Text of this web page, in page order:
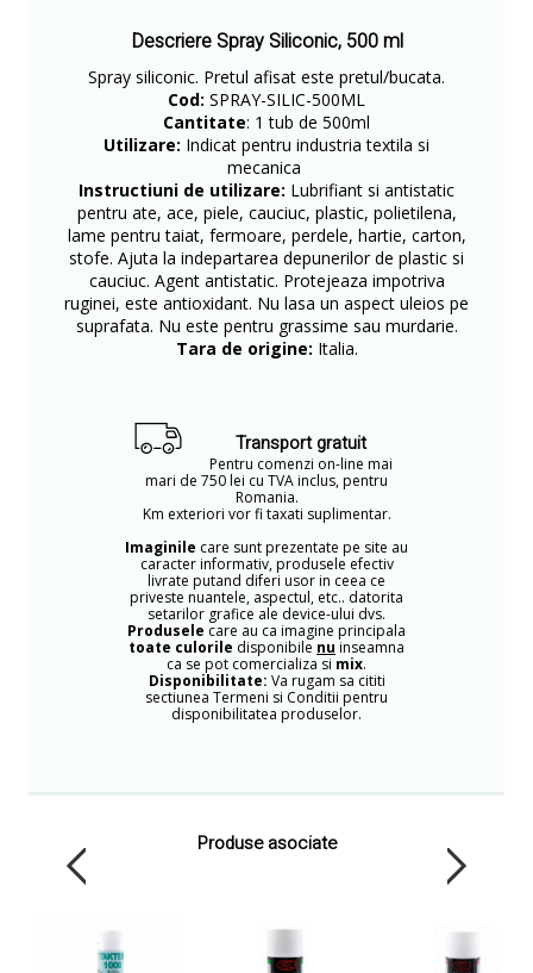
Descriere Spray Siliconic, 500 ml
Spray siliconic. Pretul afisat este pretul/bucata.
Cod: SPRAY-SILIC-500ML
Cantitate: 1 tub de 500ml
Utilizare: Indicat pentru industria textila si
mecanica
Instructiuni de utilizare: Lubrifiant si antistatic
pentru ate, ace, piele, cauciuc, plastic, polietilena,
lame pentru taiat, fermoare, perdele, hartie, carton,
stofe. Ajuta la indepartarea depunerilor de plastic si
cauciuc. Agent antistatic. Protejeaza impotriva
ruginei, este antioxidant. Nu lasa un aspect uleios pe
suprafata. Nu este pentru grassime sau murdarie.
Tara de origine: Italia.
Transport gratuit
Pentru comenzi on-line mai
mari de 750 lei cu TVA inclus, pentru
Romania.
Km exteriori vor fi taxati suplimentar.
Imaginile care sunt prezentate pe site au
caracter informativ, produsele efectiv
livrate putand diferi usor in ceea ce
priveste nuantele, aspectul, etc.. datorita
setarilor grafice ale device-ului dvs.
Produsele care au ca imagine principala
toate culorile disponibile nu inseamna
ca se pot comercializa si mix.
Disponibilitate: Va rugam sa cititi
sectiunea Termeni si Conditii pentru
disponibilitatea produselor.
Produse asociate